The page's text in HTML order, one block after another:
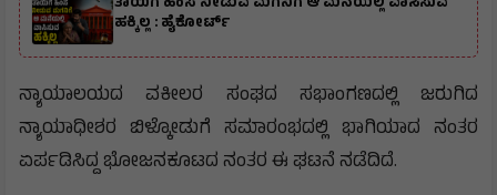
ಹಕ್ಕಿಲ್ಲ : ಹೈಕೋರ್ಟ್
ನ್ಯಾಯಾಲಯದ ವಕೀಲರ ಸಂಘದ ಸಭಾಂಗಣದಲ್ಲಿ ಜರುಗಿದ
ನ್ಯಾಯಾಧೀಶರ ಬಿಳ್ಕೋಡುಗೆ ಸಮಾರಂಭದಲ್ಲಿ ಭಾಗಿಯಾದ ನಂತರ
ಏರ್ಪಡಿಸಿದ್ದ ಭೋಜನಕೂಟದ ನಂತರ ಈ ಘಟನೆ ನಡೆದಿದೆ.